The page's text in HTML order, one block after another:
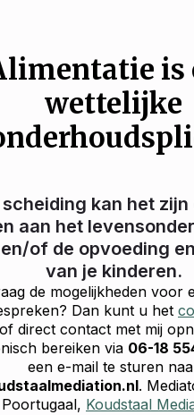
is
wettelijke
scheiding kan het
aan het
of de opvoeding
van je kinderen.
de mogelijkheden voor
Dan kunt u het
direct contact met mij
bereiken via 06-18
een e-mail te sturen
.
Poortugaal, Koudstaal